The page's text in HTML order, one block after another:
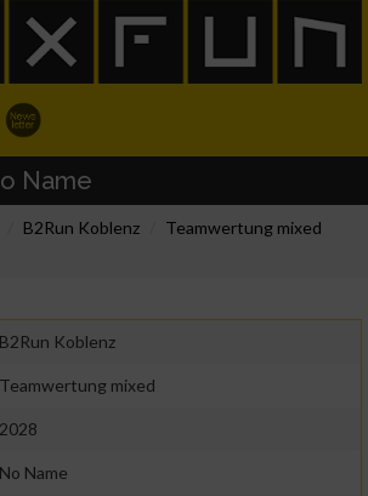
Name
B2Run Koblenz
Teamwertung mixed
B2Run Koblenz
Teamwertung mixed
2028
No Name